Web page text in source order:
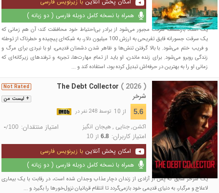
همراه با نسخه کامل دوبله فارسی ( دو زبانه )
یک استاد بازنشسته سرقت مجبور می‌شود از برادر بی‌احتیاط خود محافظت کند؛ آن هم زمانی که
یک سرقت جسورانه قایق تفریحی به ارزش 100 میلیون دلار، به شبکه‌ای پیچیده و خطرناک از توطئه
و فریب ختم می‌شود. با بالا گرفتن تنش‌ها و ظاهر شدن دشمنان قدیمی، او با نبردی برای مرگ و
زندگی روبرو می‌شود. برای زنده ماندن، او باید از تمام مهارت‌ها، تجربه و ترفندهای زیرکانه‌ای که
زمانی او را به بهترین در حرفه‌اش تبدیل کرده بود، استفاده کند و ...
+ لیست من
Not Rated The Debt Collector ( 2026 )
شرخر
5.6 از 10 توسط 248 نفر در
اکشن,جنایی ,هیجان انگیز امتیاز منتقدان: -/100
امتیاز کاربران: 6.8از 10
امکان پخش آنلاین با زیرنویس فارسی
همراه با نسخه کامل دوبله فارسی ( دو زبانه )
یک شرخر سابق که پس از آزادی از زندان دچار عذاب وجدان شده است، در رقابت با یک بیماری
لاعلاج و مرگبار، به دنیای قدیمی خود بازمی‌گردد تا انتقام قربانیان نزول‌خورها را بگیرد و ...